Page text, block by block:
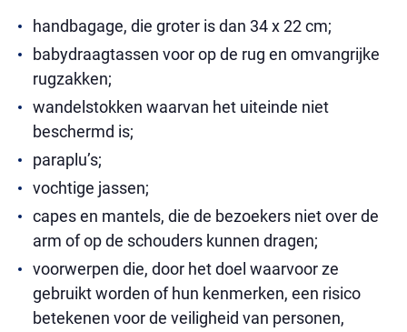
handbagage, die groter is dan 34 x 22 cm;
babydraagtassen voor op de rug en omvangrijke
rugzakken;
wandelstokken waarvan het uiteinde niet
beschermd is;
paraplu’s;
vochtige jassen;
capes en mantels, die de bezoekers niet over de
arm of op de schouders kunnen dragen;
voorwerpen die, door het doel waarvoor ze
gebruikt worden of hun kenmerken, een risico
betekenen voor de veiligheid van personen,